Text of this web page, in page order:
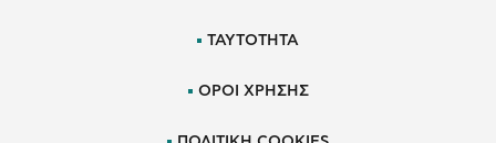
ΤΑΥΤΟΤΗΤΑ
ΟΡΟΙ ΧΡΗΣΗΣ